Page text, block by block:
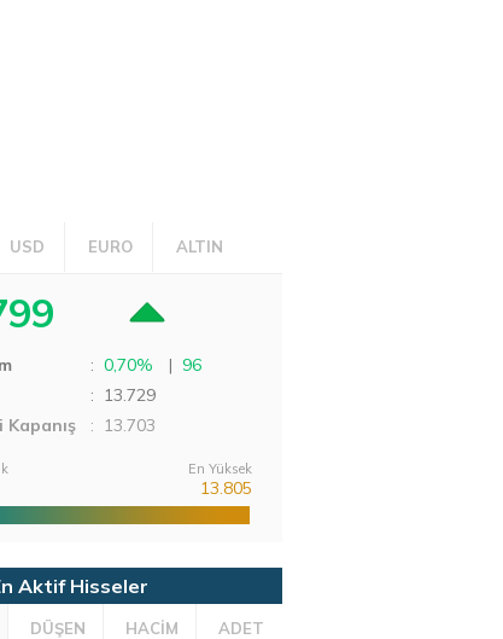
USD EURO ALTIN
: 0,70% | 96
: 13.729
Kapanış
: 13.703
En Yüksek
13.805
Aktif Hisseler
DÜŞEN HACİM ADET